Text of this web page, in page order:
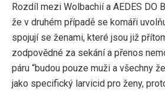
Rozdíl mezi Wolbachií a AEDES DO
že v druhém případě se komáři
spojují se ženami, které jsou již
zodpovědné za sekání a přenos
páru “budou pouze muži a všechny
jako specifický larvicid pro ženy,